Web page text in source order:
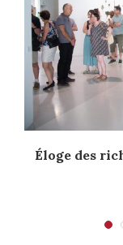
Éloge des